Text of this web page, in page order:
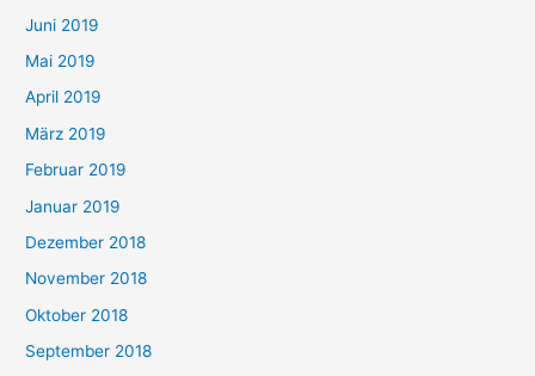
Juni 2019
Mai 2019
April 2019
März 2019
Februar 2019
Januar 2019
Dezember 2018
November 2018
Oktober 2018
September 2018